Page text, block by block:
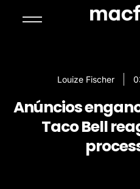
Louize Fischer
Anúncios
Taco Bell